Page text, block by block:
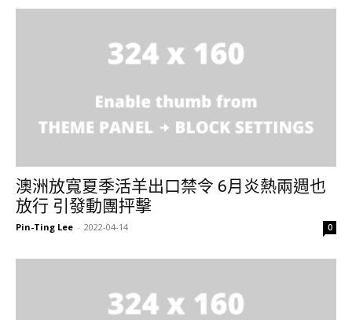
澳洲放寬夏季活羊出口禁令 6月炎熱兩週也
放行 引發動團抨擊
Pin-Ting Lee - 2022-04-14 0